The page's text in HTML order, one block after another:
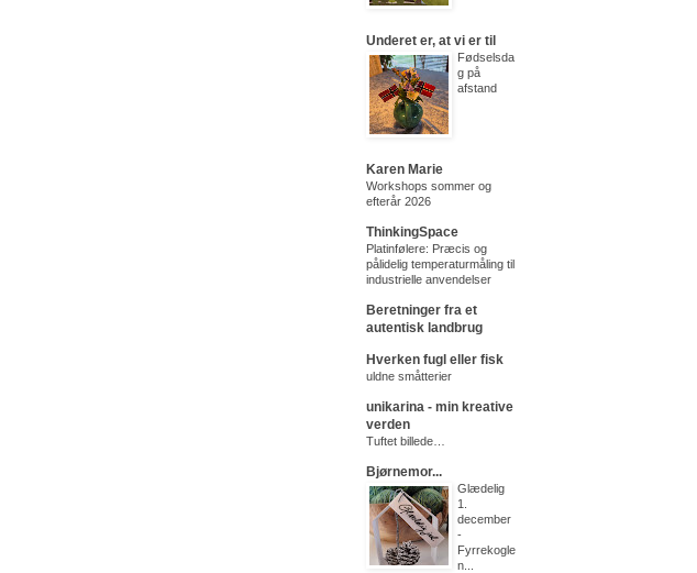
Underet er, at vi er til
Fødselsda
g på
afstand
Karen Marie
Workshops sommer og
efterår 2026
ThinkingSpace
Platinfølere: Præcis og
pålidelig temperaturmåling til
industrielle anvendelser
Beretninger fra et
autentisk landbrug
Hverken fugl eller fisk
uldne småtterier
unikarina - min kreative
verden
Tuftet billede…
Bjørnemor...
Glædelig
1.
december
-
Fyrrekogle
n...